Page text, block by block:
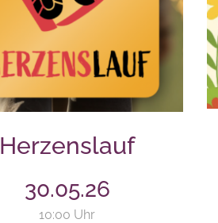
Herzenslauf
30.05.26
10:00 Uhr